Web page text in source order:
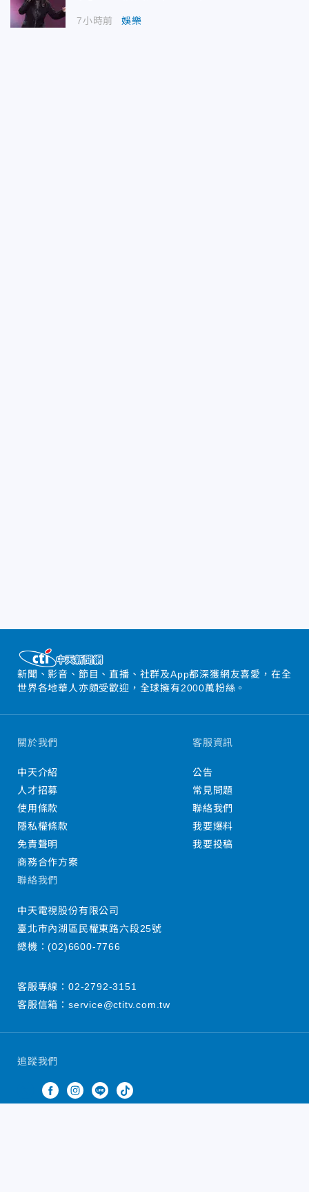
7小時前 娛樂
新聞、影音、節目、直播、社群及App都深獲網友喜愛，在全
世界各地華人亦頗受歡迎，全球擁有2000萬粉絲。
追蹤我們
關於我們
中天介紹
人才招募
使用條款
隱私權條款
免責聲明
商務合作方案
客服資訊
公告
常見問題
聯絡我們
我要爆料
我要投稿
聯絡我們
中天電視股份有限公司
臺北市內湖區民權東路六段25號
總機：(02)6600-7766
客服專線： 02-2792-3151
客服信箱： service@ctitv.com.tw